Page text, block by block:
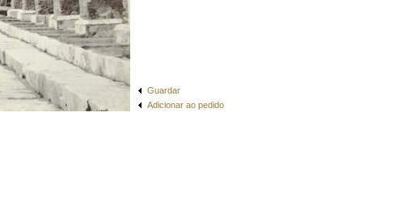
Guardar
Adicionar ao pedido